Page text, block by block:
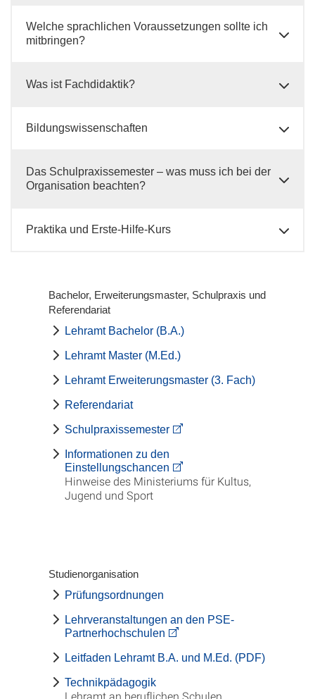
Welche sprachlichen Voraussetzungen sollte ich
mitbringen?
Was ist Fachdidaktik?
Bildungswissenschaften
Das Schulpraxissemester – was muss ich bei der
Organisation beachten?
Praktika und Erste-Hilfe-Kurs
Bachelor, Erweiterungsmaster, Schulpraxis und
Referendariat
Lehramt Bachelor (B.A.)
Lehramt Master (M.Ed.)
Lehramt Erweiterungsmaster (3. Fach)
Referendariat
Schulpraxissemester
Informationen zu den
Einstellungschancen
Hinweise des Ministeriums für Kultus,
Jugend und Sport
Studienorganisation
Prüfungsordnungen
Lehrveranstaltungen an den PSE-
Partnerhochschulen
Leitfaden Lehramt B.A. und M.Ed. (PDF)
Technikpädagogik